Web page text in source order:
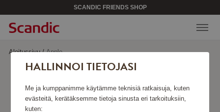
SCANDIC FRIENDS SHOP
Aloitussivu/Apple
APPLE
HALLINNOI TIETOJASI
Me ja kumppanimme käytämme teknisiä ratkaisuja, kuten
evästeitä, kerätäksemme tietoja sinusta eri tarkoituksiin,
kuten: